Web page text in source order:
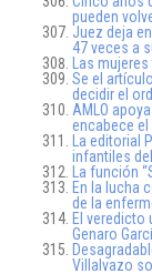
pueden
Juez deja
47 veces a
Las
Se el
decidir el
AMLO
encabece el
La editorial
infantiles
La función
En la lucha
de la
El veredicto
Genaro
Villalvazo